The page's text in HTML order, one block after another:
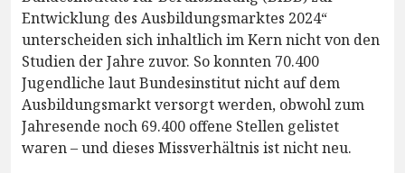
Entwicklung des Ausbildungsmarktes 2024“
unterscheiden sich inhaltlich im Kern nicht von den
Studien der Jahre zuvor. So konnten 70.400
Jugendliche laut Bundesinstitut nicht auf dem
Ausbildungsmarkt versorgt werden, obwohl zum
Jahresende noch 69.400 offene Stellen gelistet
waren – und dieses Missverhältnis ist nicht neu.